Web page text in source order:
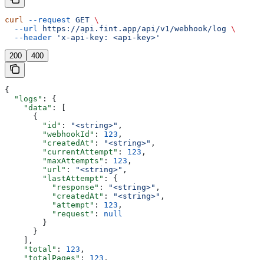
curl --request GET \
  --url
https://api.fint.app/api/v1/webhook/log \
  --header
'x-api-key: <api-key>'
200 400
{
  "logs"
: {
    "data"
: [
      {
        "id"
: "<string>" ,
        "webhookId"
: 123 ,
        "createdAt"
: "<string>" ,
        "currentAttempt"
: 123 ,
        "maxAttempts"
: 123 ,
        "url"
: "<string>" ,
        "lastAttempt"
: {
          "response"
: "<string>" ,
          "createdAt"
: "<string>" ,
          "attempt"
: 123 ,
          "request"
: null
        }
      }
    ],
    "total"
: 123 ,
    "totalPages"
: 123 ,